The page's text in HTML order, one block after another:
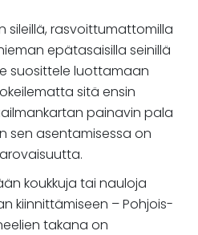
sileillä, rasvoittumattomilla
epätasaisilla seinillä
suosittele luottamaan
sitä ensin
painavin pala
sen asentamisessa on
koukkuja tai nauloja
kiinnittämiseen – Pohjois-
takana on